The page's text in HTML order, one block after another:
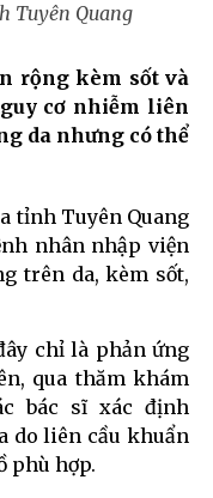
Tuyên Quang
rộng kèm sốt và
cơ nhiễm liên
da nhưng có thể
tỉnh Tuyên Quang
nhân nhập viện
trên da, kèm sốt,
chỉ là phản ứng
qua thăm khám
bác sĩ xác định
do liên cầu khuẩn
phù hợp.